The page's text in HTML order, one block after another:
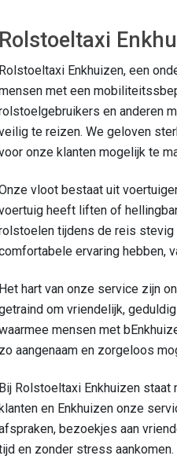
Rolstoeltaxi
Rolstoeltaxi Enkhuizen, een
met een
en anderen
te reizen. We geloven
onze klanten mogelijk te
vloot bestaat uit
heeft liften of
tijdens de reis
ervaring hebben,
Het hart van onze service zijn
om vriendelijk,
mensen met
zo aangenaam en zorgeloos
Bij Rolstoeltaxi Enkhuizen
en Enkhuizen onze
bezoekjes aan
en zonder stress aankomen.